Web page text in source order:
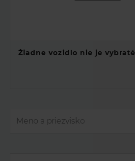
Žiadne vozidlo nie je vybraté